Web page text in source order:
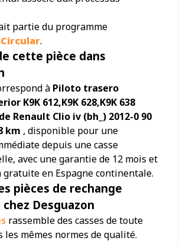
partie du programme
.
cette pièce dans
à Piloto trasero
K9K 612,K9K 628,K9K 638
Renault Clio iv (bh_) 2012-0 90
km , disponible pour une
depuis une casse
avec une garantie de 12 mois et
en Espagne continentale.
pièces de rechange
Desguazon
rassemble des casses de toute
les mêmes normes de qualité.